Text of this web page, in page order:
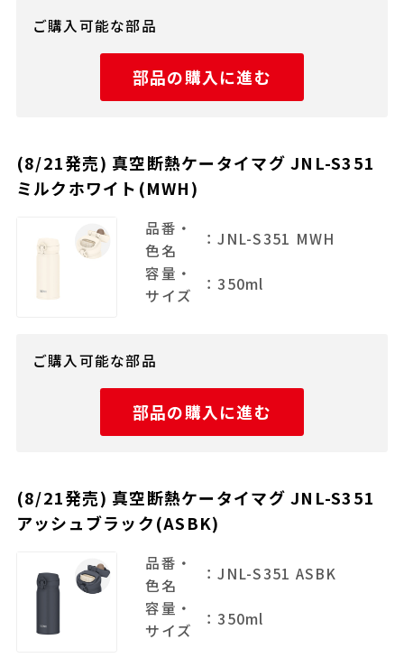
ご購入可能な部品
部品の購入に進む
(8/21発売) 真空断熱ケータイマグ JNL-S351
ミルクホワイト(MWH)
品番・
色名
：JNL-S351 MWH
容量・
サイズ
：350ml
ご購入可能な部品
部品の購入に進む
(8/21発売) 真空断熱ケータイマグ JNL-S351
アッシュブラック(ASBK)
品番・
色名
：JNL-S351 ASBK
容量・
サイズ
：350ml